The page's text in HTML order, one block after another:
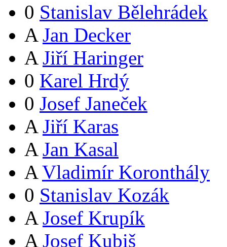
0 Stanislav Bělehrádek
A Jan Decker
A Jiří Haringer
0 Karel Hrdý
0 Josef Janeček
A Jiří Karas
A Jan Kasal
A Vladimír Koronthály
0 Stanislav Kozák
A Josef Krupík
A Josef Kubiš